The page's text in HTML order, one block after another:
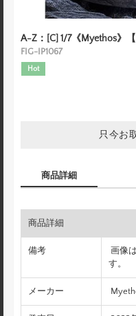
A-Z：[C] 1/7《Myethos》【
FIG-IP1067
Hot
只今お
商品詳細
商品詳細
備考
画像
す。
メーカー